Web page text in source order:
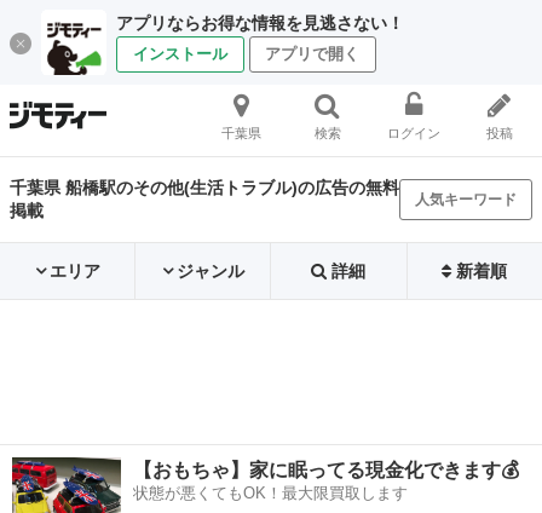
アプリならお得な情報を見逃さない！
インストール アプリで開く
千葉県 検索 ログイン 投稿
千葉県 船橋駅のその他(生活トラブル)の広告の無料
掲載
人気キーワード
エリア ジャンル 詳細 新着順
【おもちゃ】家に眠ってる現金化できます💰
状態が悪くてもOK！最大限買取します